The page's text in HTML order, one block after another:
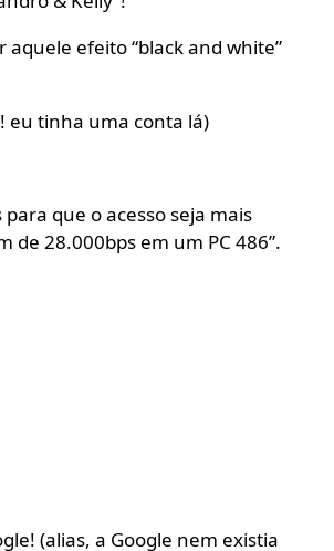
efeito “black and white”
eu tinha uma conta lá)
que o acesso seja mais
28.000bps em um PC 486”.
(alias, a Google nem existia